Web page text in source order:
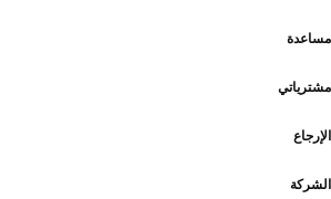
مساعدة
مشترياتي
الإرجاع
الشركة